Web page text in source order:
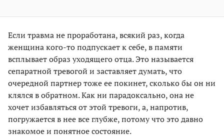
Если травма не проработана, всякий раз, когда
женщина кого-то подпускает к себе, в памяти
всплывает образ уходящего отца. Это называется
сепаратной тревогой и заставляет думать, что
очередной партнер тоже ее покинет, сколько бы он ни
клялся в обратном. Как ни парадоксально, она не
хочет избавляться от этой тревоги, а, напротив,
погружается в нее все глубже, потому что это давно
знакомое и понятное состояние.